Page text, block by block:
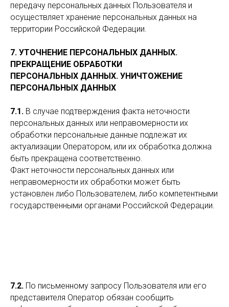
передачу персональных данных Пользователя и
осуществляет хранение персональных данных на
территории Российской Федерации.
7. УТОЧНЕНИЕ ПЕРСОНАЛЬНЫХ ДАННЫХ.
ПРЕКРАЩЕНИЕ ОБРАБОТКИ
ПЕРСОНАЛЬНЫХ ДАННЫХ. УНИЧТОЖЕНИЕ
ПЕРСОНАЛЬНЫХ ДАННЫХ
7.1. В случае подтверждения факта неточности
персональных данных или неправомерности их
обработки персональные данные подлежат их
актуализации Оператором, или их обработка должна
быть прекращена соответственно.
Факт неточности персональных данных или
неправомерности их обработки может быть
установлен либо Пользователем, либо компетентными
государственными органами Российской Федерации.
7.2. По письменному запросу Пользователя или его
представителя Оператор обязан сообщить